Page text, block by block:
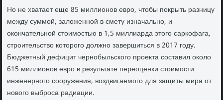
Но не хватает еще 85 миллионов евро, чтобы покрыть разницу
между суммой, заложенной в смету изначально, и
окончательной стоимостью в 1,5 миллиарда этого саркофага,
строительство которого должно завершиться в 2017 году.
Бюджетный дефицит чернобыльского проекта составил около
615 миллионов евро в результате переоценки стоимости
инженерного сооружения, воздвигаемого для защиты мира от
нового выброса радиации.